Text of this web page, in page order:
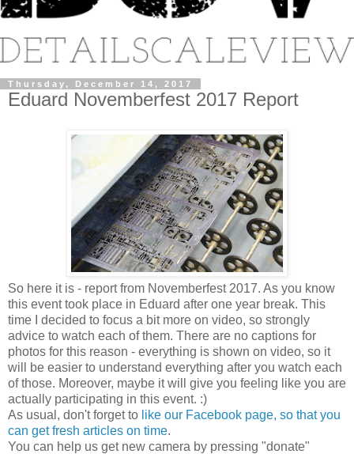
Thursday, December 14, 2017
Eduard Novemberfest 2017 Report
So here it is - report from Novemberfest 2017. As you know
this event took place in Eduard after one year break. This
time I decided to focus a bit more on video, so strongly
advice to watch each of them. There are no captions for
photos for this reason - everything is shown on video, so it
will be easier to understand everything after you watch each
of those. Moreover, maybe it will give you feeling like you are
actually participating in this event. :)
As usual, don't forget to like our Facebook page, so that you
can get fresh articles on time.
You can help us get new camera by pressing "donate"